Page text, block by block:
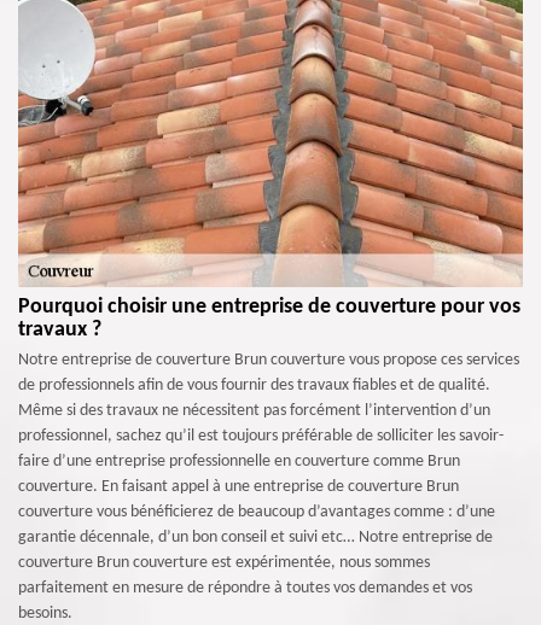
Pourquoi choisir une entreprise de couverture pour vos
travaux ?
Notre entreprise de couverture Brun couverture vous propose ces services
de professionnels afin de vous fournir des travaux fiables et de qualité.
Même si des travaux ne nécessitent pas forcément l’intervention d’un
professionnel, sachez qu’il est toujours préférable de solliciter les savoir-
faire d’une entreprise professionnelle en couverture comme Brun
couverture. En faisant appel à une entreprise de couverture Brun
couverture vous bénéficierez de beaucoup d’avantages comme : d’une
garantie décennale, d’un bon conseil et suivi etc… Notre entreprise de
couverture Brun couverture est expérimentée, nous sommes
parfaitement en mesure de répondre à toutes vos demandes et vos
besoins.